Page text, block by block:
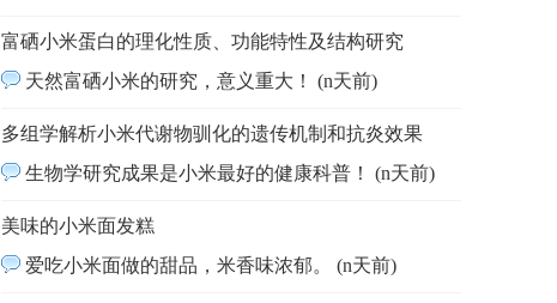
富硒小米蛋白的理化性质、功能特性及结构研究
天然富硒小米的研究，意义重大！ (n天前)
多组学解析小米代谢物驯化的遗传机制和抗炎效果
生物学研究成果是小米最好的健康科普！ (n天前)
美味的小米面发糕
爱吃小米面做的甜品，米香味浓郁。 (n天前)